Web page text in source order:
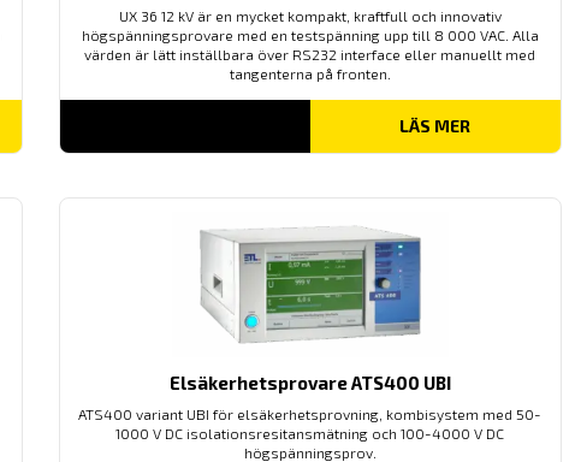
UX 36 12 kV är en mycket kompakt, kraftfull och innovativ
högspänningsprovare med en testspänning upp till 8 000 VAC. Alla
värden är lätt inställbara över RS232 interface eller manuellt med
tangenterna på fronten.
LÄS MER
Elsäkerhetsprovare ATS400 UBI
ATS400 variant UBI för elsäkerhetsprovning, kombisystem med 50-
1000 V DC isolationsresitansmätning och 100-4000 V DC
högspänningsprov.